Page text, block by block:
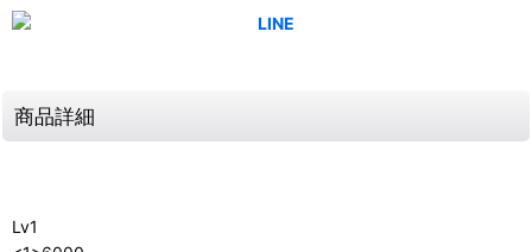
商品詳細
Lv1